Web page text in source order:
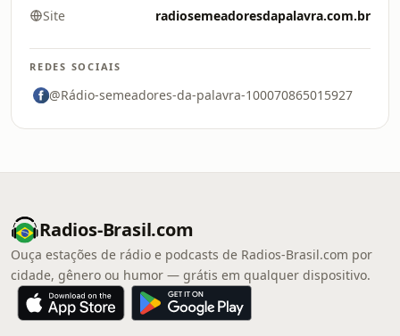
Site radiosemeadoresdapalavra.com.br
REDES SOCIAIS
@Rádio-semeadores-da-palavra-100070865015927
Radios-Brasil.com
Ouça estações de rádio e podcasts de Radios-Brasil.com por
cidade, gênero ou humor — grátis em qualquer dispositivo.